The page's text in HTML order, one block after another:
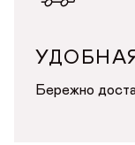
Бережно